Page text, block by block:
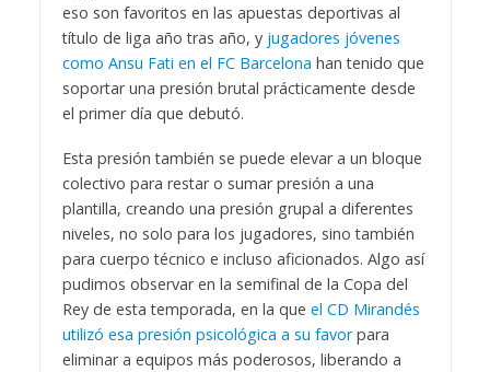
eso son favoritos en las apuestas deportivas al
título de liga año tras año, y jugadores jóvenes
como Ansu Fati en el FC Barcelona han tenido que
soportar una presión brutal prácticamente desde
el primer día que debutó.
Esta presión también se puede elevar a un bloque
colectivo para restar o sumar presión a una
plantilla, creando una presión grupal a diferentes
niveles, no solo para los jugadores, sino también
para cuerpo técnico e incluso aficionados. Algo así
pudimos observar en la semifinal de la Copa del
Rey de esta temporada, en la que el CD Mirandés
utilizó esa presión psicológica a su favorpara
eliminar a equipos más poderosos, liberando a